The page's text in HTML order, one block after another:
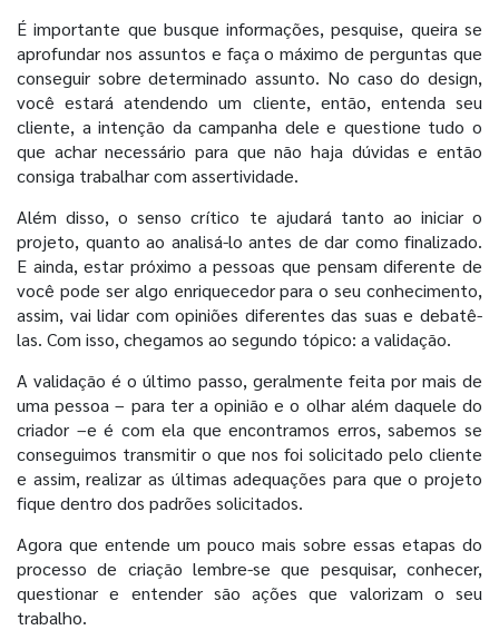
É importante que busque informações, pesquise, queira se
aprofundar nos assuntos e faça o máximo de perguntas que
conseguir sobre determinado assunto. No caso do design,
você estará atendendo um cliente, então, entenda seu
cliente, a intenção da campanha dele e questione tudo o
que achar necessário para que não haja dúvidas e então
consiga trabalhar com assertividade.
Além disso, o senso crítico te ajudará tanto ao iniciar o
projeto, quanto ao analisá-lo antes de dar como finalizado.
E ainda, estar próximo a pessoas que pensam diferente de
você pode ser algo enriquecedor para o seu conhecimento,
assim, vai lidar com opiniões diferentes das suas e debatê-
las. Com isso, chegamos ao segundo tópico: a validação.
A validação é o último passo, geralmente feita por mais de
uma pessoa – para ter a opinião e o olhar além daquele do
criador –e é com ela que encontramos erros, sabemos se
conseguimos transmitir o que nos foi solicitado pelo cliente
e assim, realizar as últimas adequações para que o projeto
fique dentro dos padrões solicitados.
Agora que entende um pouco mais sobre essas etapas do
processo de criação lembre-se que pesquisar, conhecer,
questionar e entender são ações que valorizam o seu
trabalho.